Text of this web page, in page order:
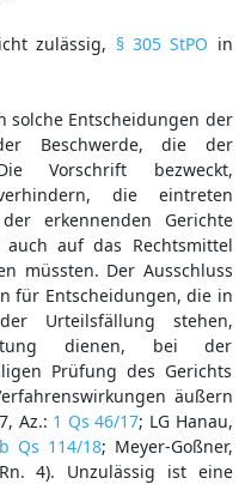
zulässig, § 305 StPO in
solche Entscheidungen der
Beschwerde, die der
Vorschrift bezweckt,
die eintreten
erkennenden Gerichte
auf das Rechtsmittel
müssten. Der Ausschluss
für Entscheidungen, die in
Urteilsfällung stehen,
dienen, bei der
Prüfung des Gerichts
äußern
Az.: 1 Qs 46/17; LG Hanau,
Qs 114/18; Meyer-Goßner,
4). Unzulässig ist eine